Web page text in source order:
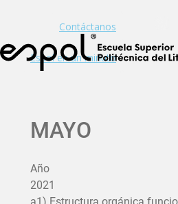
Contáctanos
Espol en un minuto
MAYO
Año
2021